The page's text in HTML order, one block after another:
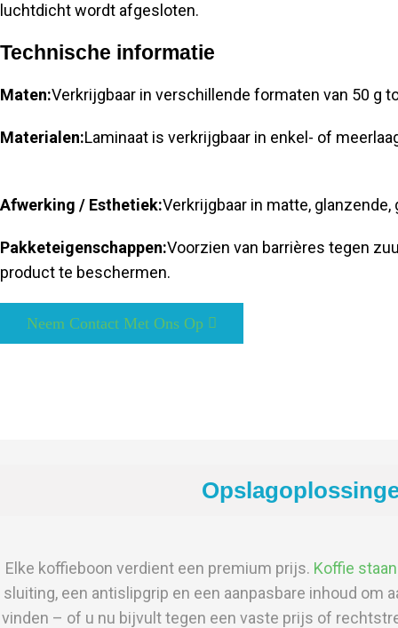
luchtdicht wordt afgesloten.
Technische informatie
Maten:Verkrijgbaar in verschillende formaten van 50 g
Materialen:Laminaat is verkrijgbaar in enkel- of
Afwerking / Esthetiek:Verkrijgbaar in matte,
Pakketeigenschappen:Voorzien van barrières tegen
product te beschermen.
Neem Contact Met Ons Op
Elke koffieboon verdient een premium prijs. Koffie
sluiting, een antislipgrip en een aanpasbare inhoud
vinden – of u nu bijvult tegen een vaste prijs of